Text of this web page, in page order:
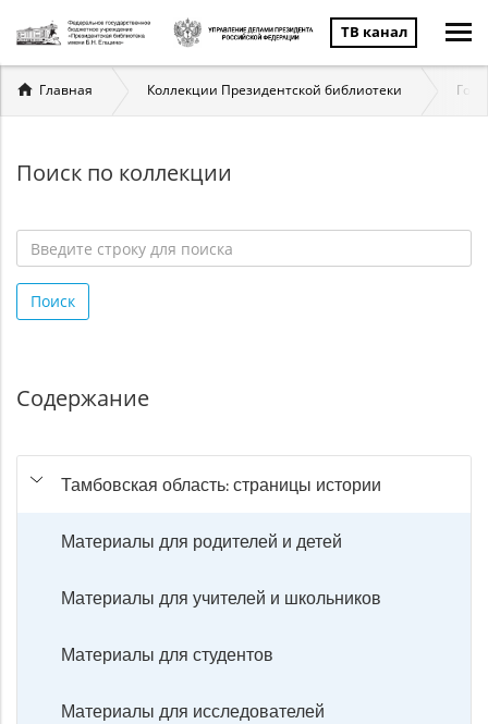
ТВ канал
Вы
здесь
Главная Коллекции Президентской библиотеки
Поиск по коллекции
строку
для
Поиск
Содержание
Тамбовская область: страницы истории
Материалы для родителей и детей
Материалы для учителей и школьников
Материалы для студентов
Материалы для исследователей